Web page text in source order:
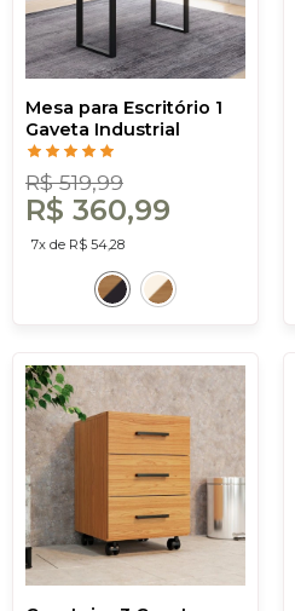
Mesa para Escritório 1
Gaveta Industrial
Freijó/Preto - Dalla
Costa
R$ 519,99
R$ 360,99
7x de R$ 54,28